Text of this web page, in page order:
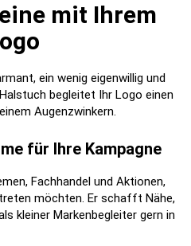
mit Ihrem
ein wenig eigenwillig und
begleitet Ihr Logo einen
Augenzwinkern.
für Ihre Kampagne
Fachhandel und Aktionen,
möchten. Er schafft Nähe,
kleiner Markenbegleiter gern in